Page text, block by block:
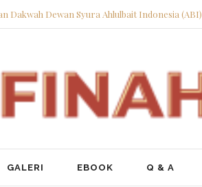
Dakwah Dewan Syura Ahlulbait Indonesia (ABI)
GALERI EBOOK Q & A